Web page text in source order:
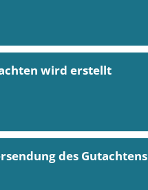
wird erstellt
des Gutachtens